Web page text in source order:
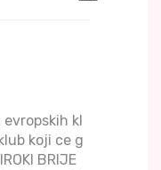
kl
koji ce g
BRIJE